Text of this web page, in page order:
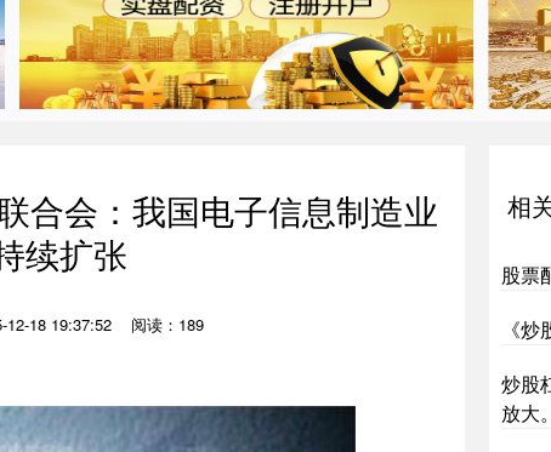
合会：我国电子信息制造业
续扩张
12-18 19:37:52 阅读：189
相
股票
《
炒股
放大。